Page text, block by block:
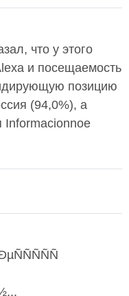
что у этого
и посещаемость
позицию
(94,0%), а
Informacionnoe